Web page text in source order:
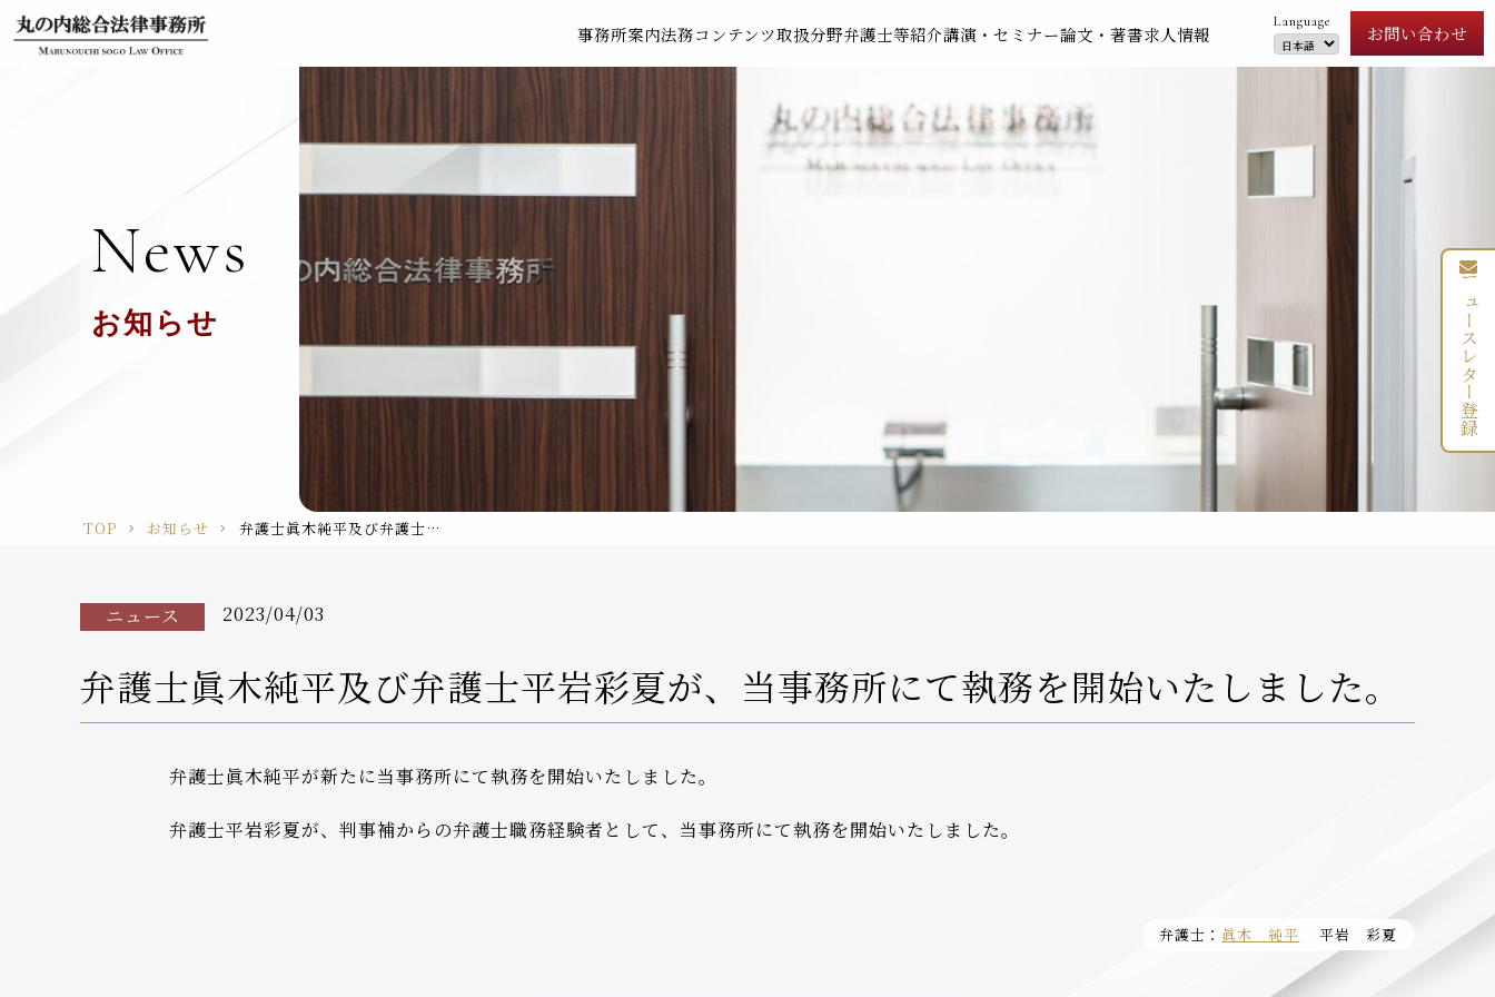
ニュースレター登録
お問い合わせ
事務所案内法務コンテンツ取扱分野弁護士等紹介講演・セミナー論文・著書求人情報
Language
News
お知らせ
TOP お知らせ 弁護士眞木純平及び弁護士平岩彩夏が、当事務所にて執務を開始いたしました。
ニュース 2023/04/03
弁護士眞木純平及び弁護士平岩彩夏が、当事務所にて執務を開始いたしました。
弁護士眞木純平が新たに当事務所にて執務を開始いたしました。
弁護士平岩彩夏が、判事補からの弁護士職務経験者として、当事務所にて執務を開始いたしました。
弁護士： 眞木 純平 平岩 彩夏